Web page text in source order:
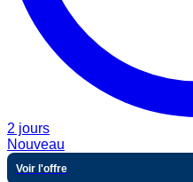
2 jours
Nouveau
Voir l'offre